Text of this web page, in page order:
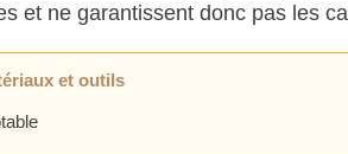
et ne garantissent donc pas les
et outils